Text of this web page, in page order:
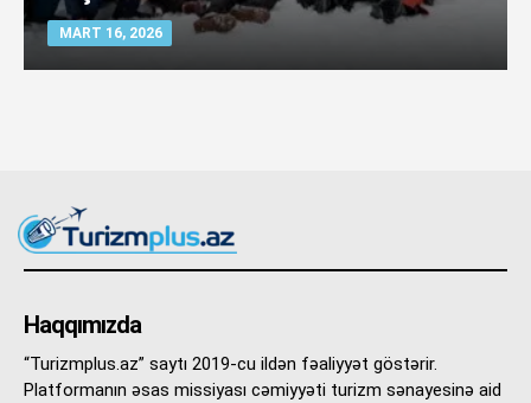
MART 16, 2026
Haqqımızda
“Turizmplus.az” saytı 2019-cu ildən fəaliyyət göstərir.
Platformanın əsas missiyası cəmiyyəti turizm sənayesinə aid